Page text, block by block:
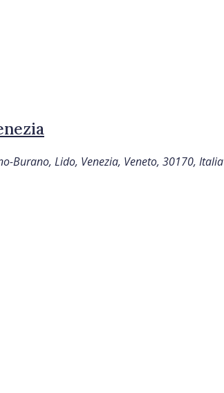
Burano, Lido, Venezia, Veneto, 30170, Italia